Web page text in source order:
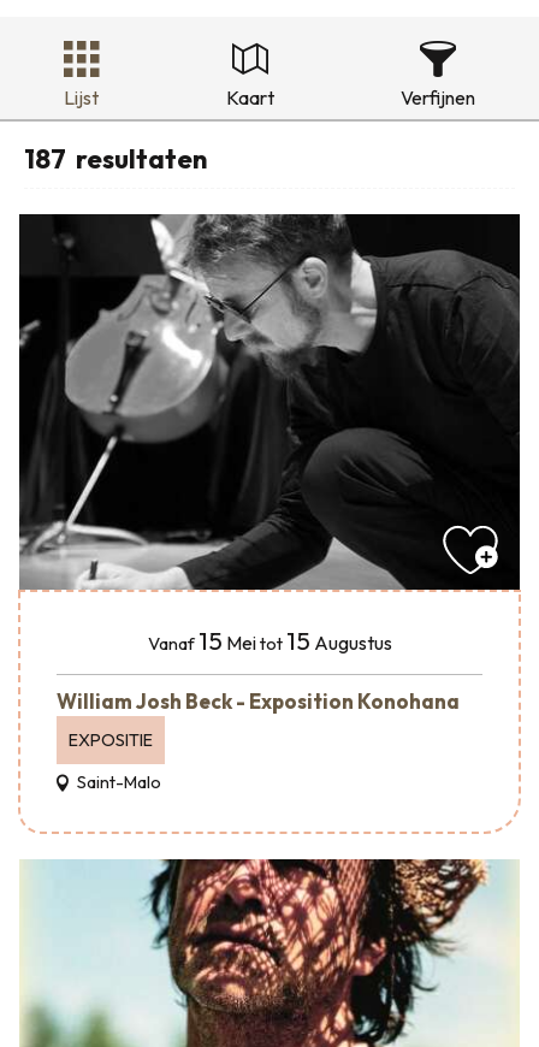
Lijst Kaart Verfijnen
187 resultaten
Vanaf 15 Meitot 15 Augustus
William Josh Beck - Exposition Konohana
EXPOSITIE
Saint-Malo